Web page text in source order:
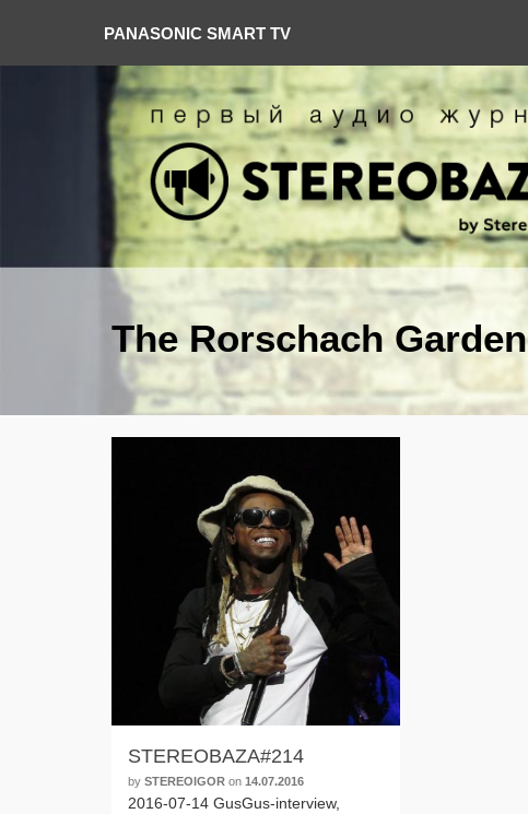
PANASONIC SMART TV
The Rorschach Garden
STEREOBAZA#214
by STEREOIGOR on 14.07.2016
2016-07-14 GusGus-interview,